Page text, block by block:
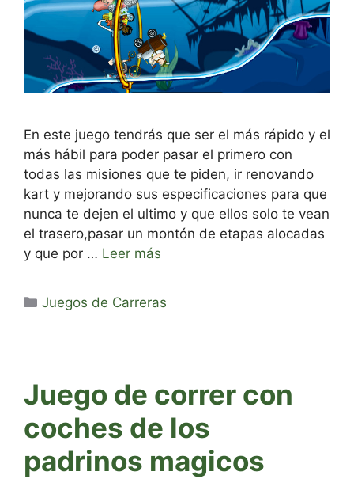
En este juego tendrás que ser el más rápido y el
más hábil para poder pasar el primero con
todas las misiones que te piden, ir renovando
kart y mejorando sus especificaciones para que
nunca te dejen el ultimo y que ellos solo te vean
el trasero,pasar un montón de etapas alocadas
y que por … Leer más
Categorías
Juegos de Carreras
Juego de correr con
coches de los
padrinos magicos